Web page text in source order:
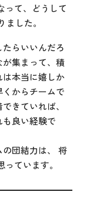
って、どうして
した。
らいいんだろ
が集まって、積
本当に嬉しか
からチームで
きていれば、
良い経験で
団結力は、 将
ています。